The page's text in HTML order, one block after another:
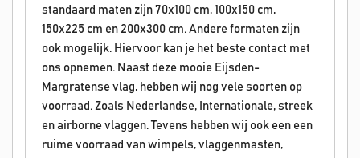
standaard maten zijn 70x100 cm, 100x150 cm,
150x225 cm en 200x300 cm. Andere formaten zijn
ook mogelijk. Hiervoor kan je het beste contact met
ons opnemen. Naast deze mooie Eijsden-
Margratense vlag, hebben wij nog vele soorten op
voorraad. Zoals Nederlandse, Internationale, streek
en airborne vlaggen. Tevens hebben wij ook een een
ruime voorraad van wimpels, vlaggenmasten,